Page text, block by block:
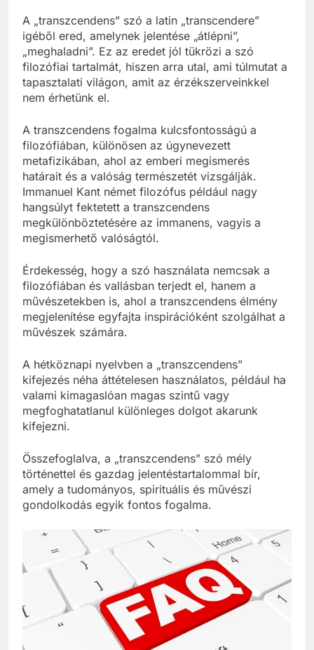
A „transzcendens” szó a latin „transcendere”
igéből ered, amelynek jelentése „átlépni”,
„meghaladni”. Ez az eredet jól tükrözi a szó
filozófiai tartalmát, hiszen arra utal, ami túlmutat a
tapasztalati világon, amit az érzékszerveinkkel
nem érhetünk el.
A transzcendens fogalma kulcsfontosságú a
filozófiában, különösen az úgynevezett
metafizikában, ahol az emberi megismerés
határait és a valóság természetét vizsgálják.
Immanuel Kant német filozófus például nagy
hangsúlyt fektetett a transzcendens
megkülönböztetésére az immanens, vagyis a
megismerhető valóságtól.
Érdekesség, hogy a szó használata nemcsak a
filozófiában és vallásban terjedt el, hanem a
művészetekben is, ahol a transzcendens élmény
megjelenítése egyfajta inspirációként szolgálhat a
művészek számára.
A hétköznapi nyelvben a „transzcendens”
kifejezés néha áttételesen használatos, például ha
valami kimagaslóan magas szintű vagy
megfoghatatlanul különleges dolgot akarunk
kifejezni.
Összefoglalva, a „transzcendens” szó mély
történettel és gazdag jelentéstartalommal bír,
amely a tudományos, spirituális és művészi
gondolkodás egyik fontos fogalma.